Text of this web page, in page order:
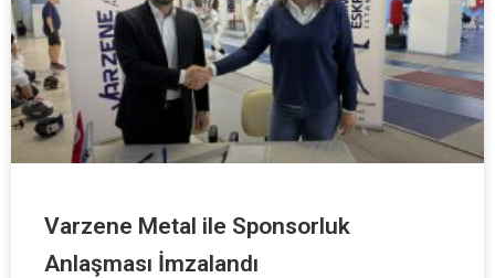
Varzene Metal ile Sponsorluk
Anlaşması İmzalandı